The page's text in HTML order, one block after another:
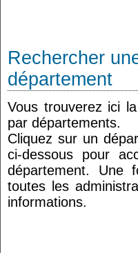
Rechercher
département
Vous trouverez ici
par départements.
Cliquez sur un
ci-dessous pour
département. Une
toutes les
informations.